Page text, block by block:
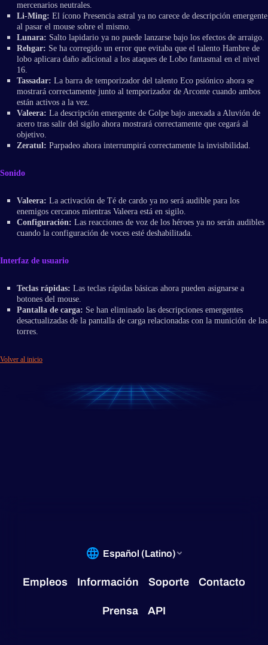
mercenarios neutrales.
Li-Ming: El ícono Presencia astral ya no carece de descripción emergente
al pasar el mouse sobre el mismo.
Lunara: Salto lapidario ya no puede lanzarse bajo los efectos de arraigo.
Rehgar: Se ha corregido un error que evitaba que el talento Hambre de
lobo aplicara daño adicional a los ataques de Lobo fantasmal en el nivel
16.
Tassadar: La barra de temporizador del talento Eco psiónico ahora se
mostrará correctamente junto al temporizador de Arconte cuando ambos
están activos a la vez.
Valeera: La descripción emergente de Golpe bajo anexada a Aluvión de
acero tras salir del sigilo ahora mostrará correctamente que cegará al
objetivo.
Zeratul: Parpadeo ahora interrumpirá correctamente la invisibilidad.
Sonido
Valeera: La activación de Té de cardo ya no será audible para los
enemigos cercanos mientras Valeera está en sigilo.
Configuración: Las reacciones de voz de los héroes ya no serán audibles
cuando la configuración de voces esté deshabilitada.
Interfaz de usuario
Teclas rápidas: Las teclas rápidas básicas ahora pueden asignarse a
botones del mouse.
Pantalla de carga: Se han eliminado las descripciones emergentes
desactualizadas de la pantalla de carga relacionadas con la munición de las
torres.
Volver al inicio